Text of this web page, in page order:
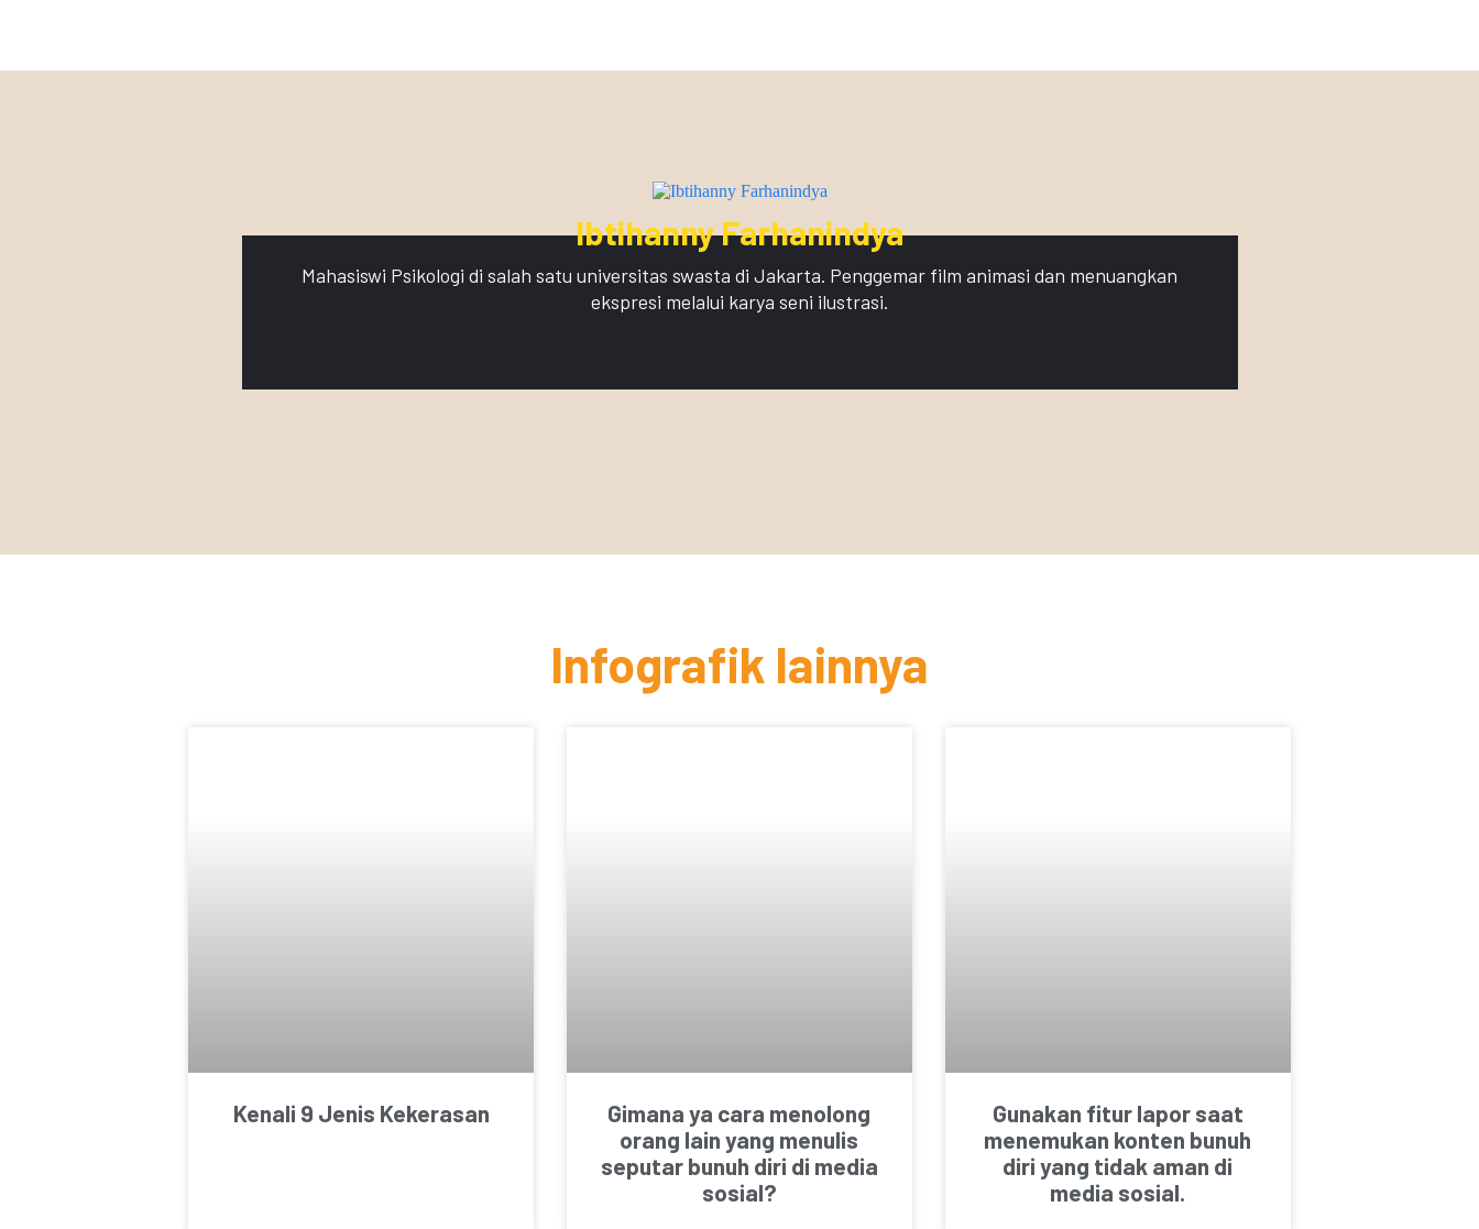
Ibtihanny Farhanindya
Mahasiswi Psikologi di salah satu universitas swasta di Jakarta. Penggemar film animasi dan menuangkan
ekspresi melalui karya seni ilustrasi.
Infografik lainnya
Kenali 9 Jenis Kekerasan
Gimana ya cara menolong
orang lain yang menulis
seputar bunuh diri di media
sosial?
Gunakan fitur lapor saat
menemukan konten bunuh
diri yang tidak aman di
media sosial.